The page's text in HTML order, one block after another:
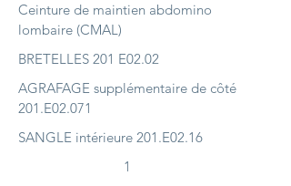
Ceinture de maintien abdomino
lombaire (CMAL)
BRETELLES 201 E02.02
AGRAFAGE supplémentaire de côté
201.E02.071
SANGLE intérieure 201.E02.16
1